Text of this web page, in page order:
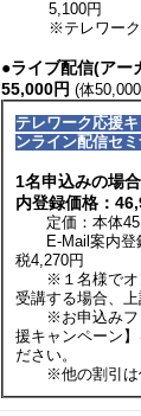
5,100円
※テレワー
●ライブ配信(アー
55,000円 (体
テレワーク応援
ンライン配信セミ
1名申込みの場
内登録価格：
定価：本体
E-Mail案内登
税4,270円
※１名様でオン
受講する場合、上
※お申込みフ
援キャンペーン
ださい。
※他の割引は併